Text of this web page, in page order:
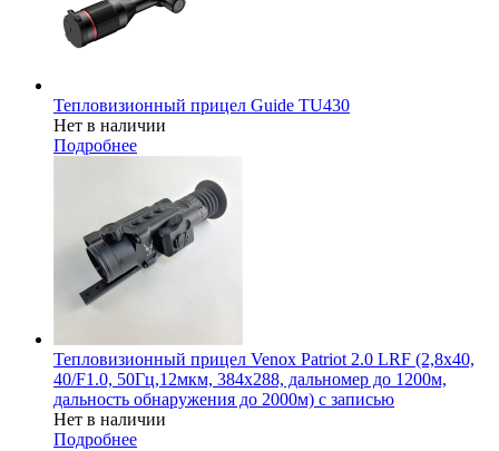
Тепловизионный прицел Guide TU430
Нет в наличии
Подробнее
Тепловизионный прицел Venox Patriot 2.0 LRF (2,8x40,
40/F1.0, 50Гц,12мкм, 384х288, дальномер до 1200м,
дальность обнаружения до 2000м) с записью
Нет в наличии
Подробнее